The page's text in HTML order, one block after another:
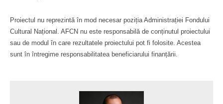
Proiectul nu reprezintă în mod necesar poziția Administrației Fondului
Cultural Național. AFCN nu este responsabilă de conținutul proiectului
sau de modul în care rezultatele proiectului pot fi folosite. Acestea
sunt în întregime responsabilitatea beneficiarului finanțării.